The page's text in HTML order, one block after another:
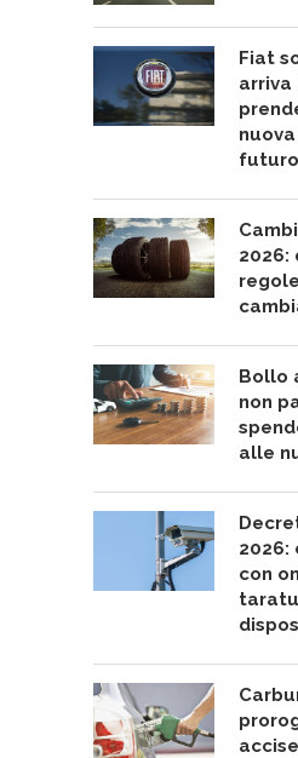
Fiat
arriva
futuro
2026:
Bollo
non
alle
2026:
con